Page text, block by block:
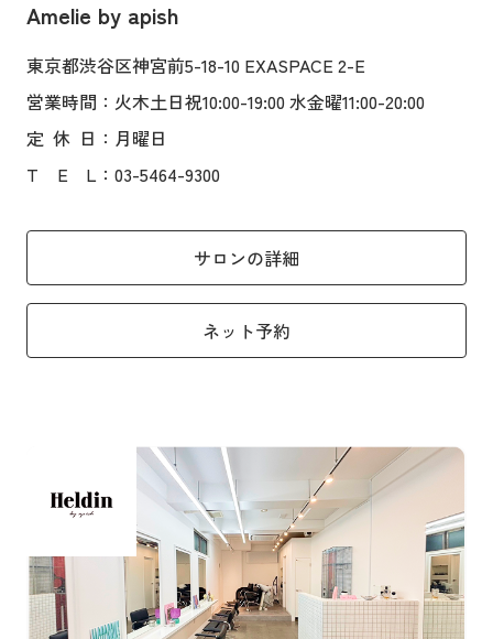
Amelie by apish
東京都渋谷区神宮前5-18-10 EXASPACE 2-E
営業時間 ：火木土日祝10:00-19:00 水金曜11:00-20:00
定 休 日 ：月曜日
T
E L ：03-5464-9300
サロンの詳細
ネット予約